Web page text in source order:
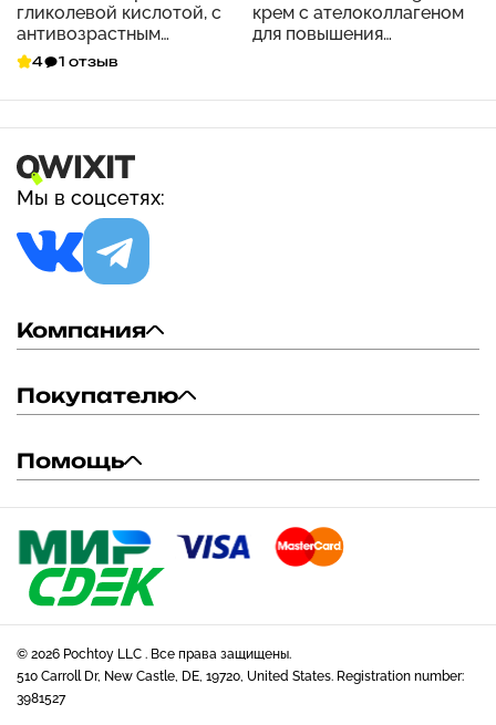
гликолевой кислотой, с
антивозрастным
эффектом, 55 г (2,0 унции)
4 1 отзыв
крем с ателоколлагеном
для повышения
Мы в соцсетях:
Компания
Покупателю
Помощь
© 2026 Pochtoy LLC . Все права защищены.
510 Carroll Dr, New Castle, DE, 19720, United States. Registration number:
3981527